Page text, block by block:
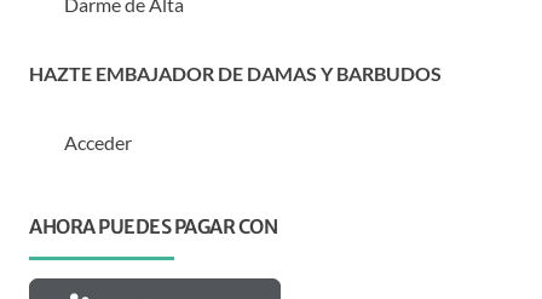
HAZTE EMBAJADOR DE DAMAS Y BARBUDOS
Acceder
AHORA PUEDES PAGAR CON